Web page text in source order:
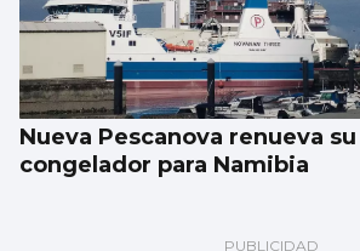
Nueva Pescanova renueva
congelador para Namibia